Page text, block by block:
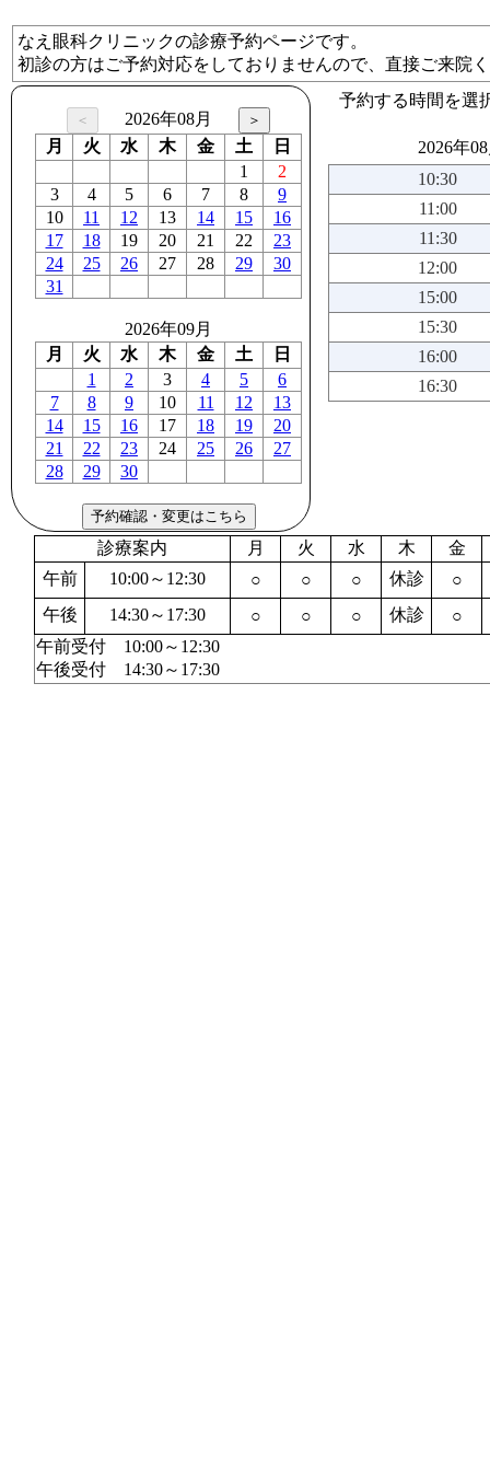
なえ眼科クリニックの診療予約ページです。
初診の方はご予約対応をしておりませんので、直接ご来院
2026年08月
月
火 水 木 金 土
日
1
2
3
4 5 6 7 8
9
10
11 12 13 14 15
16
17
18 19 20 21 22
23
24
25 26 27 28 29
30
31
2026年09月
月
火 水 木 金 土
日
1
2 3 4 5
6
7
8 9 10 11 12
13
14
15 16 17 18 19
20
21
22 23 24 25 26
27
28
29 30
予約する時間を選
2026年
10:30
11:00
11:30
12:00
15:00
15:30
16:00
16:30
診療案内 月 火 水 木
金
午前
10:00～12:30 ○ ○ ○ 休診
○
午後
14:30～17:30 ○ ○ ○ 休診
○
午前受付 10:00～12:30
午後受付 14:30～17:30